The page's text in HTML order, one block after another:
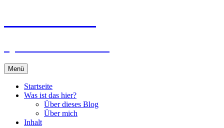
Menü
Startseite
Was ist das hier?
Über dieses Blog
Über mich
Inhalt